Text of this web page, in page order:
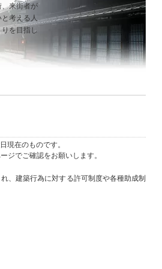
来街者が
考える人
を目指し
現在のものです。
ジでご確認をお願いします。
、建築行為に対する許可制度や各種助成制